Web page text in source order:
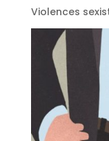
Violences